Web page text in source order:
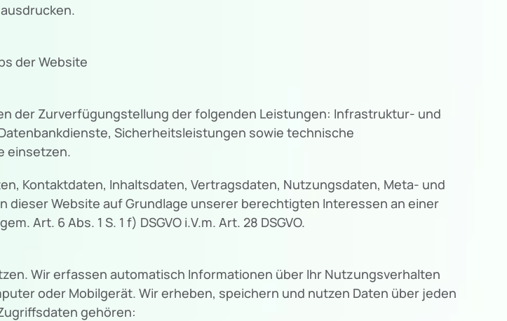
der Website
der Zurverfügungstellung der folgenden Leistungen: Infrastruktur- und
Sicherheitsleistungen sowie technische
einsetzen.
Kontaktdaten, Inhaltsdaten, Vertragsdaten, Nutzungsdaten, Meta- und
dieser Website auf Grundlage unserer berechtigten Interessen an einer
Art. 6 Abs. 1 S. 1 f) DSGVO i.V.m. Art. 28 DSGVO.
Wir erfassen automatisch Informationen über Ihr Nutzungsverhalten
oder Mobilgerät. Wir erheben, speichern und nutzen Daten über jeden
gehören: